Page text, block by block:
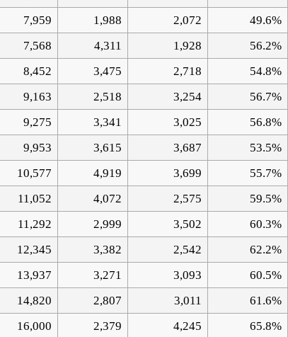
7,959 1,988 2,072 49.6%
7,568 4,311 1,928 56.2%
8,452 3,475 2,718 54.8%
9,163 2,518 3,254 56.7%
9,275 3,341 3,025 56.8%
9,953 3,615 3,687 53.5%
10,577 4,919 3,699 55.7%
11,052 4,072 2,575 59.5%
11,292 2,999 3,502 60.3%
12,345 3,382 2,542 62.2%
13,937 3,271 3,093 60.5%
14,820 2,807 3,011 61.6%
16,000 2,379 4,245 65.8%